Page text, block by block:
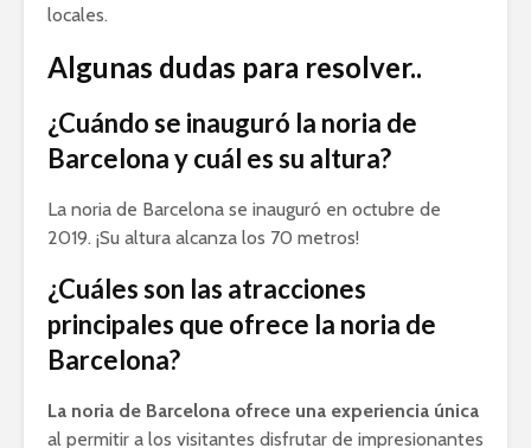
locales.
Algunas dudas para resolver..
¿Cuándo se inauguró la noria de
Barcelona y cuál es su altura?
La noria de Barcelona se inauguró en octubre de
2019. ¡Su altura alcanza los 70 metros!
¿Cuáles son las atracciones
principales que ofrece la noria de
Barcelona?
La noria de Barcelona ofrece una experiencia única
al permitir a los visitantes disfrutar de impresionantes